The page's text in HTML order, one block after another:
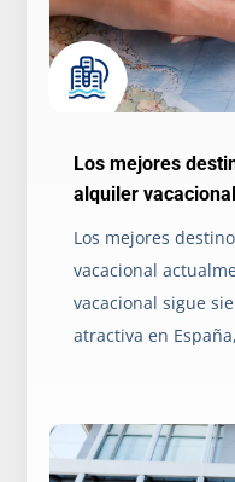
Los mejores
alquiler
Los mejores
vacacional
vacacional sigue
atractiva en